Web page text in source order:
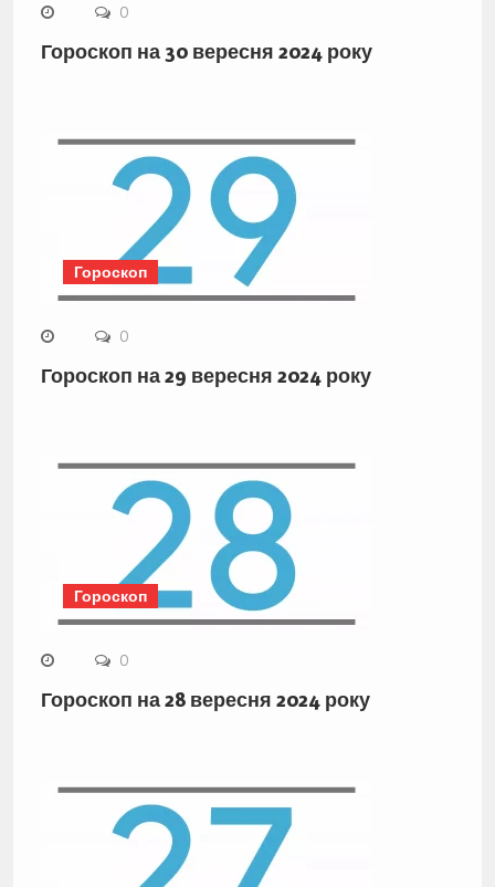
0
Гороскоп на 30 вересня 2024 року
Гороскоп
0
Гороскоп на 29 вересня 2024 року
Гороскоп
0
Гороскоп на 28 вересня 2024 року